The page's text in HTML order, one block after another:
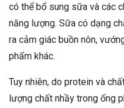
có thể bổ sung sữa và các
năng lượng. Sữa có dạng
ra cảm giác buồn nôn,
phẩm khác.
Tuy nhiên, do protein và
lượng chất nhầy trong ống